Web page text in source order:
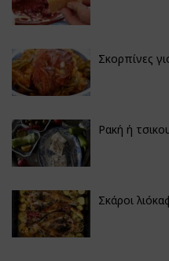
Σκορπίνες
Ρακή ή
Σκάροι